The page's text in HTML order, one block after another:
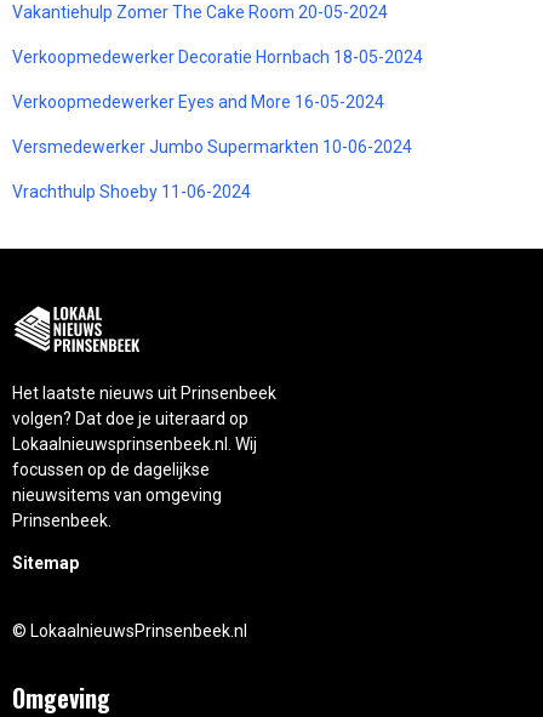
Vakantiehulp Zomer The Cake Room 20-05-2024
Verkoopmedewerker Decoratie Hornbach 18-05-2024
Verkoopmedewerker Eyes and More 16-05-2024
Versmedewerker Jumbo Supermarkten 10-06-2024
Vrachthulp Shoeby 11-06-2024
Het laatste nieuws uit Prinsenbeek
volgen? Dat doe je uiteraard op
Lokaalnieuwsprinsenbeek.nl. Wij
focussen op de dagelijkse
nieuwsitems van omgeving
Prinsenbeek.
Sitemap
© LokaalnieuwsPrinsenbeek.nl
Omgeving